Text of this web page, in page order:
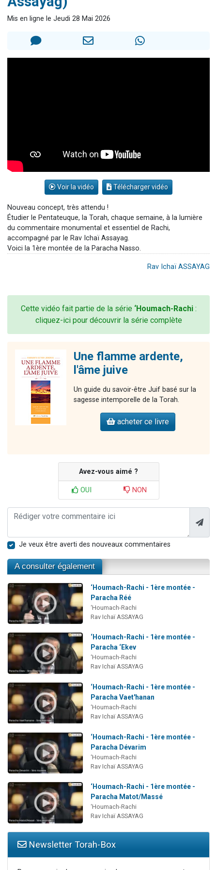
30 personnes viennent de faire un don pour Sauvez la jambe de Yohan
Il reste 49 places pour étudier en groupe sur Zoom
Mis en ligne le Jeudi 28 Mai 2026
Voir la vidéo Télécharger vidéo
Nouveau concept, très attendu !
Étudier le Pentateuque, la Torah, chaque semaine, à la lumière
du commentaire monumental et essentiel de Rachi,
accompagné par le Rav Ichaï Assayag.
Voici la 1ère montée de la Paracha Nasso.
Rav Ichaï ASSAYAG
Cette vidéo fait partie de la série ‘Houmach-Rachi:
cliquez-ici pour découvrir la série complète
Une flamme ardente,
l'âme juive
Un guide du savoir-être Juif basé sur la
sagesse intemporelle de la Torah.
acheter ce livre
Avez-vous aimé ?
OUI NON
Je veux être averti des nouveaux commentaires
A consulter également
‘Houmach-Rachi - 1ère montée -
Paracha Réé
‘Houmach-Rachi
Rav Ichaï ASSAYAG
‘Houmach-Rachi - 1ère montée -
Paracha ‘Ekev
‘Houmach-Rachi
Rav Ichaï ASSAYAG
‘Houmach-Rachi - 1ère montée -
Paracha Vaet'hanan
‘Houmach-Rachi
Rav Ichaï ASSAYAG
‘Houmach-Rachi - 1ère montée -
Paracha Dévarim
‘Houmach-Rachi
Rav Ichaï ASSAYAG
‘Houmach-Rachi - 1ère montée -
Paracha Matot/Massé
‘Houmach-Rachi
Rav Ichaï ASSAYAG
Newsletter Torah-Box